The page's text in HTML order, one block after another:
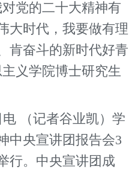
党的二十大精神有
大时代，我要做有理
肯奋斗的新时代好青
义学院博士研究生
（记者谷业凯）学
中央宣讲团报告会3
行。中央宣讲团成